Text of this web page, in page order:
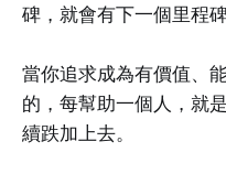
碑，就會有下一個里程碑
當你追求成為有價值、
的，每幫助一個人，就
續跌加上去。